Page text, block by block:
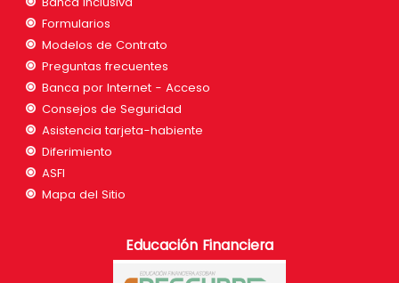
Formularios
Modelos de Contrato
Preguntas frecuentes
Banca por Internet - Acceso
Consejos de Seguridad
Asistencia tarjeta-habiente
Diferimiento
ASFI
Mapa del Sitio
Educación Financiera